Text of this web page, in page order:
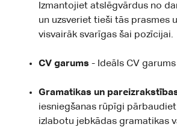
Izmantojiet atslēgvārdus no
un uzsveriet tieši tās prasmes
visvairāk svarīgas šai pozīcijai.
CV garums - Ideāls CV
Gramatikas un
iesniegšanas rūpīgi pārbaudiet
izlabotu jebkādas gramatikas